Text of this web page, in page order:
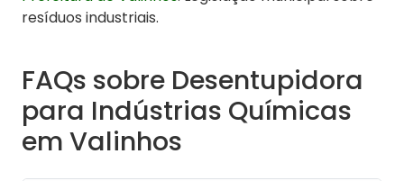
resíduos industriais.
FAQs sobre Desentupidora
para Indústrias Químicas
em Valinhos